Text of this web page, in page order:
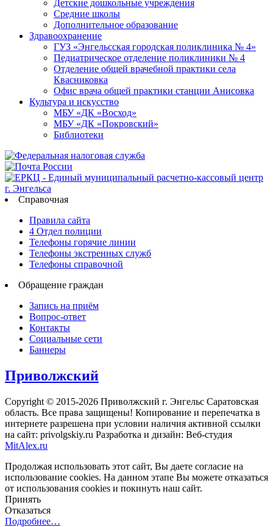
Детские дошкольные учреждения
Средние школы
Дополнительное образование
Здравоохранение
ГУЗ «Энгельсская городская поликлиника № 4»
Педиатрическое отделение поликлиники № 4
Отделение общей врачебной практики села
Квасниковка
Офис врача общей практики станции Анисовка
Культура и искусство
МБУ «ДК «Восход»
МБУ «ДК «Покровский»
Библиотеки
Справочная
Правила сайта
4 Отдел полиции
Телефоны горячие линии
Телефоны экстренных служб
Телефоны справочной
Обращение граждан
Запись на приём
Вопрос-ответ
Контакты
Социальные сети
Баннеры
Приволжский
Copyright © 2015-2026 Приволжский г. Энгельс Саратовская
область. Все права защищены! Копирование и перепечатка в
интернете разрешена при условии наличия активной ссылки
на сайт: privolgskiy.ru Разработка и дизайн: Веб-студия
MitAlex.ru
Продолжая использовать этот сайт, Вы даете согласие на
использование cookies. На данном этапе Вы можете отказаться
от использования cookies и покинуть наш сайт.
Принять
Отказаться
Подробнее…